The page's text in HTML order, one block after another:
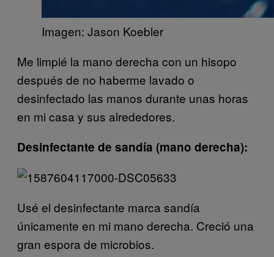
Imagen: Jason Koebler
Me limpié la mano derecha con un hisopo
después de no haberme lavado o
desinfectado las manos durante unas horas
en mi casa y sus alrededores.
Desinfectante de sandía (mano derecha):
Usé el desinfectante marca sandía
únicamente en mi mano derecha. Creció una
gran espora de microbios.